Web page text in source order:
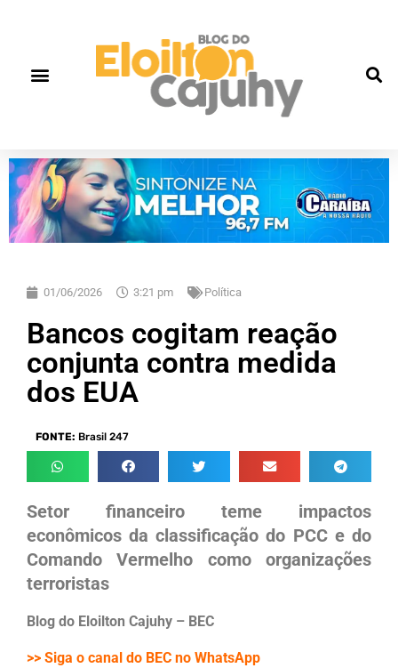
01/06/2026 3:21 pm Política
Bancos cogitam reação
conjunta contra medida
dos EUA
FONTE: Brasil 247
Setor financeiro teme impactos
econômicos da classificação do PCC e do
Comando Vermelho como organizações
terroristas
Blog do Eloilton Cajuhy – BEC
>> Siga o canal do BEC no WhatsApp